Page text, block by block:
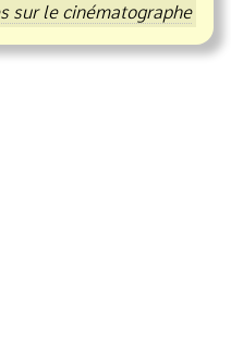
sur le cinématographe